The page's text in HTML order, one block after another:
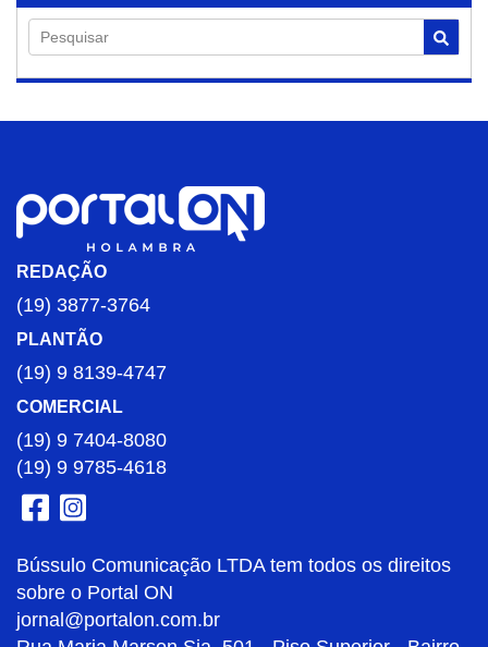
Pesquisar
REDAÇÃO
(19) 3877-3764
PLANTÃO
(19) 9 8139-4747
COMERCIAL
(19) 9 7404-8080
(19) 9 9785-4618
Bússulo Comunicação LTDA tem todos os direitos
sobre o Portal ON
jornal@portalon.com.br